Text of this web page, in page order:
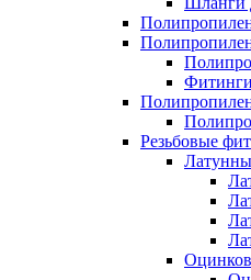
Резьбовые